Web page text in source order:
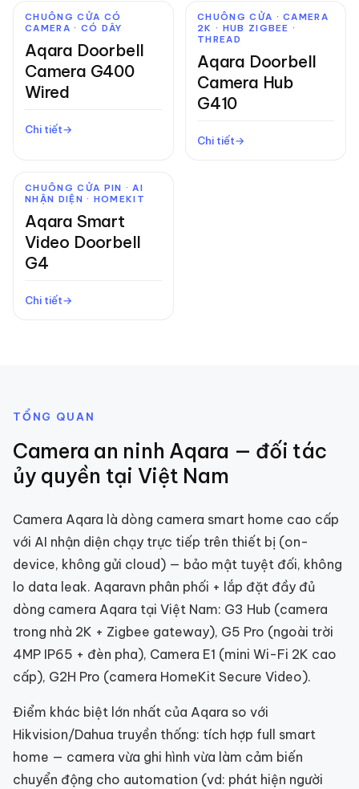
CHUÔNG CỬA CÓ
CAMERA · CÓ DÂY
Aqara Doorbell
Camera G400
Wired
Chi tiết
CHUÔNG CỬA · CAMERA
2K · HUB ZIGBEE ·
THREAD
Aqara Doorbell
Camera Hub
G410
Chi tiết
CHUÔNG CỬA PIN · AI
NHẬN DIỆN · HOMEKIT
Aqara Smart
Video Doorbell
G4
Chi tiết
TỔNG QUAN
Camera an ninh Aqara — đối tác
ủy quyền tại Việt Nam
Camera Aqara là dòng camera smart home cao cấp
với AI nhận diện chạy trực tiếp trên thiết bị (on-
device, không gửi cloud) — bảo mật tuyệt đối, không
lo data leak. Aqaravn phân phối + lắp đặt đầy đủ
dòng camera Aqara tại Việt Nam: G3 Hub (camera
trong nhà 2K + Zigbee gateway), G5 Pro (ngoài trời
4MP IP65 + đèn pha), Camera E1 (mini Wi-Fi 2K cao
cấp), G2H Pro (camera HomeKit Secure Video).
Điểm khác biệt lớn nhất của Aqara so với
Hikvision/Dahua truyền thống: tích hợp full smart
home — camera vừa ghi hình vừa làm cảm biến
chuyển động cho automation (vd: phát hiện người